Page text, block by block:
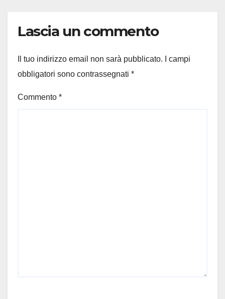
Lascia un commento
Il tuo indirizzo email non sarà pubblicato.
I campi
obbligatori sono contrassegnati *
Commento *